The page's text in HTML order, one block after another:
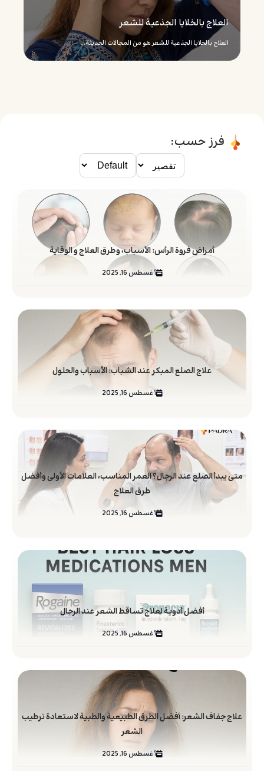
العلاج بالخلايا الجذعية للشعر
العلاج بالخلايا الجذعية للشعر هو من المجالات الحديثة...
فرز حسب:
أمراض فروة الرأس: الأسباب، وطرق العلاج و الوقایة
أغسطس 16, 2025
علاج الصلع المبكر عند الشباب: الأسباب والحلول
أغسطس 16, 2025
متى يبدأ الصلع عند الرجال؟ العمر المناسب، العلامات الأولى وأفضل
طرق العلاج
أغسطس 16, 2025
أفضل أدوية لعلاج تساقط الشعر عند الرجال
أغسطس 16, 2025
علاج جفاف الشعر: أفضل الطرق الطبيعية والطبية لاستعادة ترطيب
الشعر
أغسطس 16, 2025